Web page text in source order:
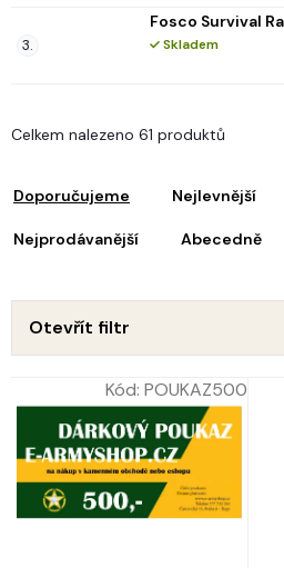
Fosco Survival
Skladem
Doporučujeme Nejlevnější
Nejprodávanější Abecedně
Celkem nalezeno 61 produktů
Otevřít filtr
V
ý
i
p
o
Kód: POUKAZ500